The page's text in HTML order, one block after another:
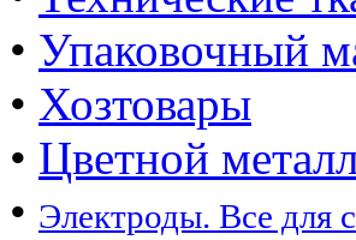
• Упаковочный
• Хозтовары
• Цветной
• Электроды. Все для